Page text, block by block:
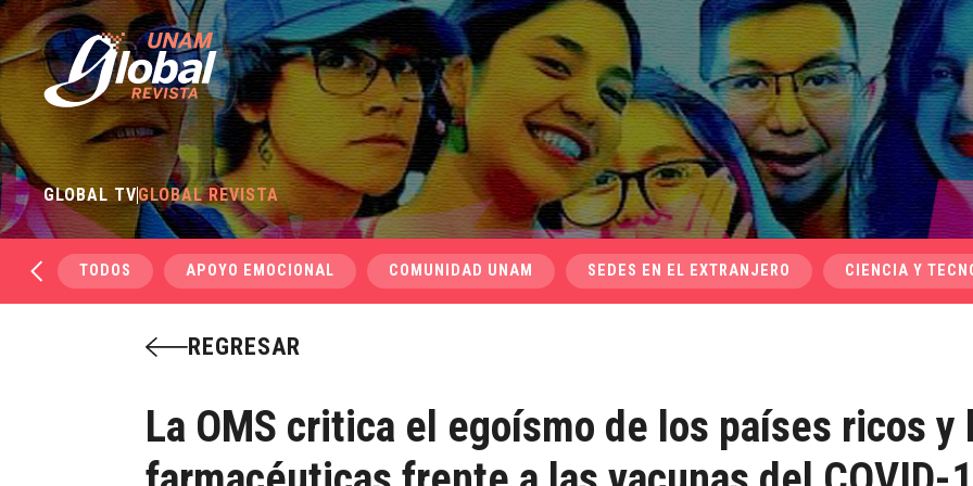
GLOBAL TVGLOBAL REVISTA
TODOS APOYO EMOCIONAL COMUNIDAD UNAM SEDES EN EL EXTRANJERO CIENCIA Y
REGRESAR
La OMS critica el egoísmo de los países ricos y